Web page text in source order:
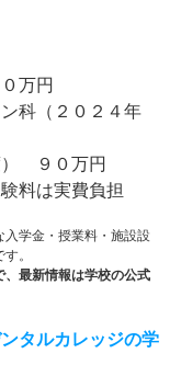
万円
科（２０２４年
） ９０万円
料は実費負担
学金・授業料・施設設
。
最新情報は学校の公式
タルカレッジの学